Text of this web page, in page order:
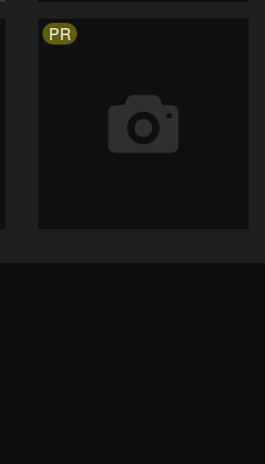
PR